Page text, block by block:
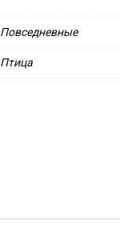
Пищевые добавки на 1
Технологические
Повседневные
Птица